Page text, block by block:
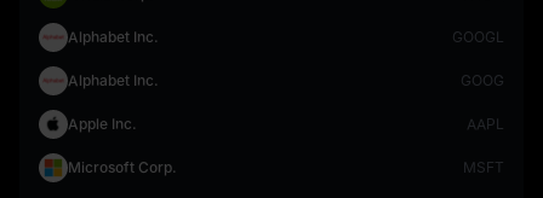
Alphabet Inc. GOOGL
Alphabet Inc. GOOG
Apple Inc. AAPL
Microsoft Corp. MSFT